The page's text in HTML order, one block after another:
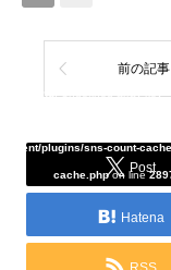
前の記事
Post
plugins/sns-count-
cache.phpon line
Hatena